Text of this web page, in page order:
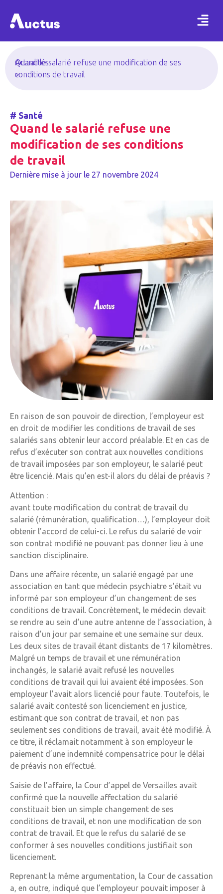
Actualités
>
Quand le salarié refuse une modification de ses
conditions de travail
# Santé
Quand le salarié refuse une
modification de ses conditions
de travail
Dernière mise à jour le 27 novembre 2024
En raison de son pouvoir de direction, l’employeur est
en droit de modifier les conditions de travail de ses
salariés sans obtenir leur accord préalable. Et en cas de
refus d’exécuter son contrat aux nouvelles conditions
de travail imposées par son employeur, le salarié peut
être licencié. Mais qu’en est-il alors du délai de préavis ?
Attention :
avant toute modification du contrat de travail du
salarié (rémunération, qualification…), l’employeur doit
obtenir l’accord de celui-ci. Le refus du salarié de voir
son contrat modifié ne pouvant pas donner lieu à une
sanction disciplinaire.
Dans une affaire récente, un salarié engagé par une
association en tant que médecin psychiatre s’était vu
informé par son employeur d’un changement de ses
conditions de travail. Concrètement, le médecin devait
se rendre au sein d’une autre antenne de l’association, à
raison d’un jour par semaine et une semaine sur deux.
Les deux sites de travail étant distants de 17 kilomètres.
Malgré un temps de travail et une rémunération
inchangés, le salarié avait refusé les nouvelles
conditions de travail qui lui avaient été imposées. Son
employeur l’avait alors licencié pour faute. Toutefois, le
salarié avait contesté son licenciement en justice,
estimant que son contrat de travail, et non pas
seulement ses conditions de travail, avait été modifié. À
ce titre, il réclamait notamment à son employeur le
paiement d’une indemnité compensatrice pour le délai
de préavis non effectué.
Saisie de l’affaire, la Cour d’appel de Versailles avait
confirmé que la nouvelle affectation du salarié
constituait bien un simple changement de ses
conditions de travail, et non une modification de son
contrat de travail. Et que le refus du salarié de se
conformer à ses nouvelles conditions justifiait son
licenciement.
Reprenant la même argumentation, la Cour de cassation
a, en outre, indiqué que l’employeur pouvait imposer à